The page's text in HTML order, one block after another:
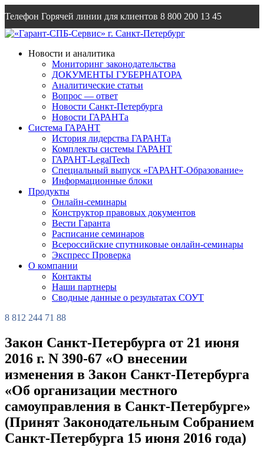
Телефон Горячей линии для клиентов 8 800 200 13 45
Emailinfo@garantsp.ru
Новости и аналитика
Мониторинг законодательства
ДОКУМЕНТЫ ГУБЕРНАТОРА
Аналитические статьи
Вопрос — ответ
Новости Санкт-Петербурга
Новости ГАРАНТа
Система ГАРАНТ
История лидерства ГАРАНТа
Комплекты системы ГАРАНТ
ГАРАНТ-LegalTech
Специальный выпуск «ГАРАНТ-Образование»
Информационные блоки
Продукты
Онлайн-семинары
Конструктор правовых документов
Вести Гаранта
Расписание семинаров
Всероссийские спутниковые онлайн-семинары
Экспресс Проверка
О компании
Контакты
Наши партнеры
Сводные данные о результатах СОУТ
8 812 244 71 88
Закон Санкт-Петербурга от 21 июня
2016 г. N 390-67 «О внесении
изменения в Закон Санкт-Петербурга
«Об организации местного
самоуправления в Санкт-Петербурге»
(Принят Законодательным Собранием
Санкт-Петербурга 15 июня 2016 года)